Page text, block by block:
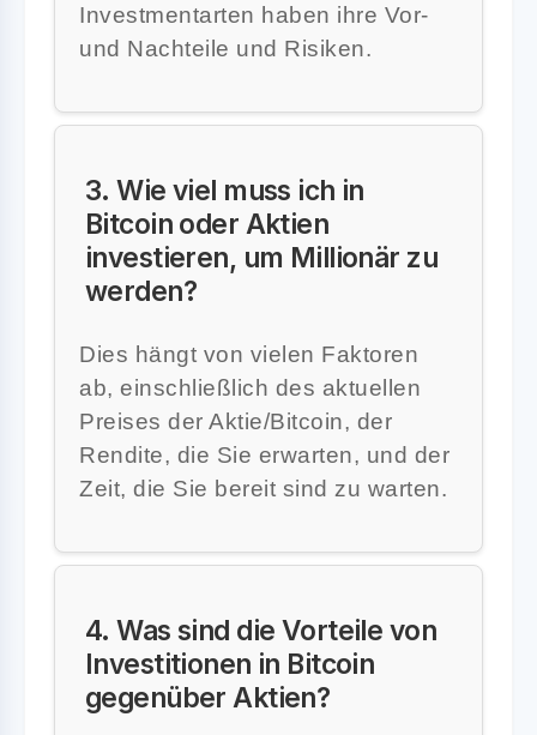
Investmentarten haben ihre Vor-
und Nachteile und Risiken.
3. Wie viel muss ich in
Bitcoin oder Aktien
investieren, um Millionär zu
werden?
Dies hängt von vielen Faktoren
ab, einschließlich des aktuellen
Preises der Aktie/Bitcoin, der
Rendite, die Sie erwarten, und der
Zeit, die Sie bereit sind zu warten.
4. Was sind die Vorteile von
Investitionen in Bitcoin
gegenüber Aktien?